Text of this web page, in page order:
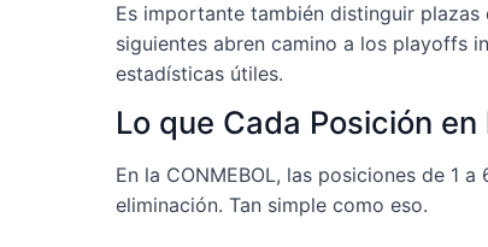
Es importante también distinguir
siguientes abren camino a los playoffs
estadísticas útiles.
Lo que Cada Posición
En la CONMEBOL, las posiciones de 1
eliminación. Tan simple como eso.